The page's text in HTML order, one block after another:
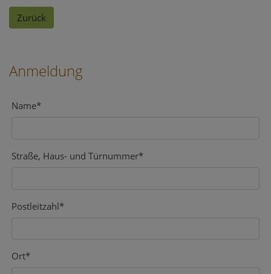
Zurück
Anmeldung
Name*
Straße, Haus- und Türnummer*
Postleitzahl*
Ort*